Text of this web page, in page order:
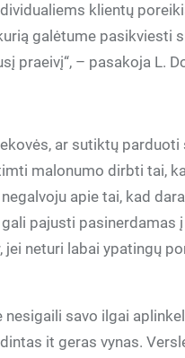
klientų
galėtume pasikviesti
praeivį“, – pasakoja L.
ar sutiktų
malonumo dirbti tai,
apie tai, kad
pajusti pasinerdamas
jei neturi labai ypatingų
savo ilgai
it geras vynas.